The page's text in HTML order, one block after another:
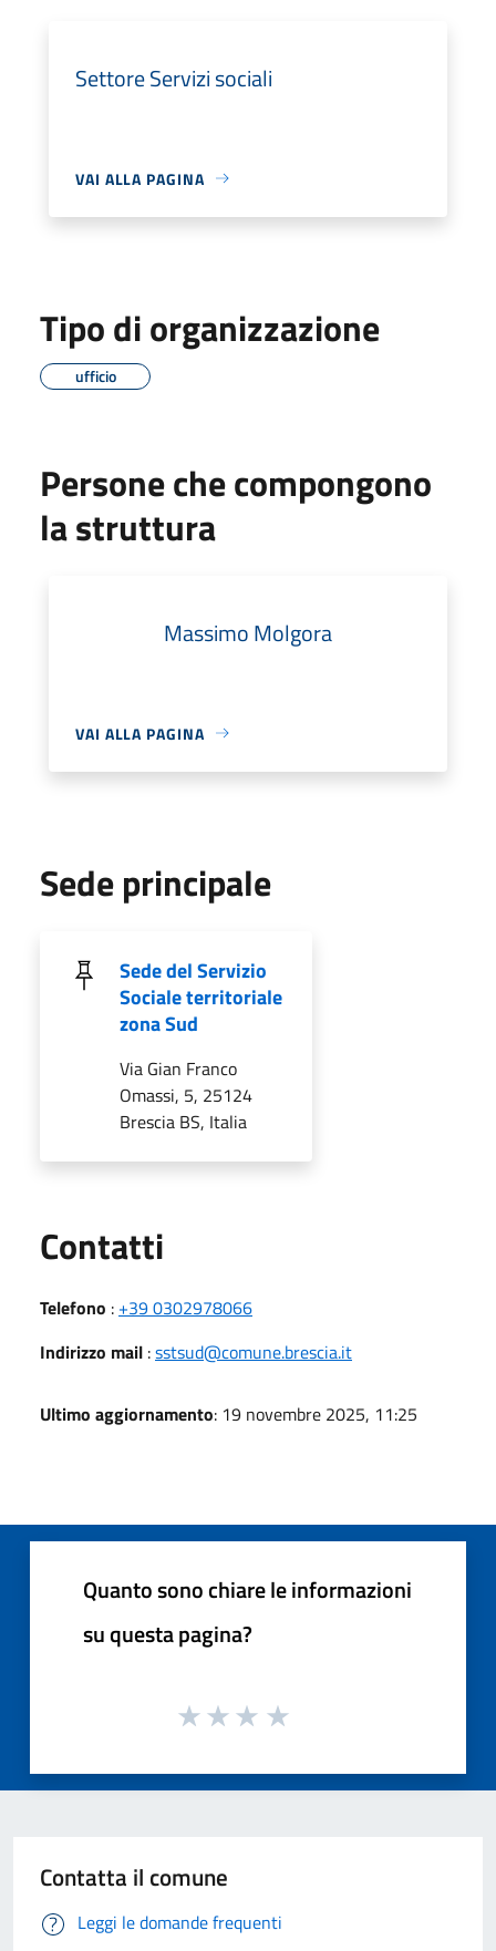
Settore Servizi sociali
VAI ALLA PAGINA
Tipo di organizzazione
ufficio
Persone che compongono
la struttura
Massimo Molgora
VAI ALLA PAGINA
Sede principale
Sede del Servizio
Sociale territoriale
zona Sud
Via Gian Franco
Omassi, 5, 25124
Brescia BS, Italia
Contatti
Telefono : +39 0302978066
Indirizzo mail :sstsud@comune.brescia.it
Ultimo aggiornamento: 19 novembre 2025, 11:25
Quanto sono chiare le informazioni
su questa pagina?
Contatta il comune
Leggi le domande frequenti